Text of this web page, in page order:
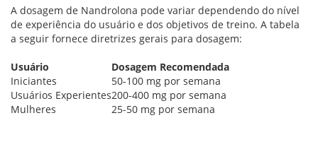
A dosagem de Nandrolona pode variar dependendo do nível
de experiência do usuário e dos objetivos de treino. A tabela
a seguir fornece diretrizes gerais para dosagem:
Usuário
Dosagem Recomendada
Iniciantes
50-100 mg por semana
Usuários Experientes200-400 mg por semana
Mulheres
25-50 mg por semana